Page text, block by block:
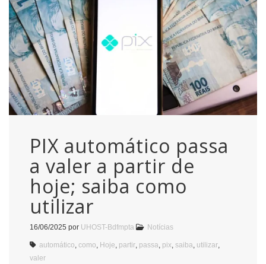
PIX automático passa
a valer a partir de
hoje; saiba como
utilizar
16/06/2025 por UHOST-Bdfmpta Notícias
automático como Hoje partir passa pix saiba utilizar
valer